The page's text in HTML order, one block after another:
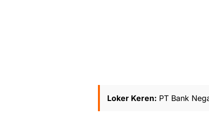
Loker Keren: PT Bank